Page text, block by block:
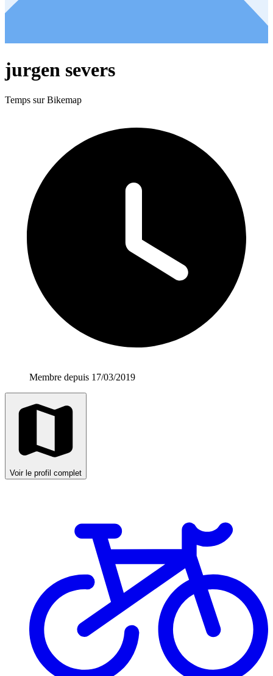
jurgen severs
Temps sur Bikemap
Membre depuis 17/03/2019
Voir le profil complet